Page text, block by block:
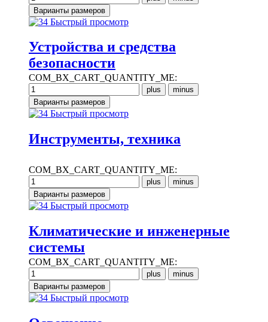
Быстрый просмотр
Устройства и средства
безопасности
COM_BX_CART_QUANTITY_ME:
Быстрый просмотр
Инструменты, техника
COM_BX_CART_QUANTITY_ME:
Быстрый просмотр
Климатические и инженерные
системы
COM_BX_CART_QUANTITY_ME:
Быстрый просмотр